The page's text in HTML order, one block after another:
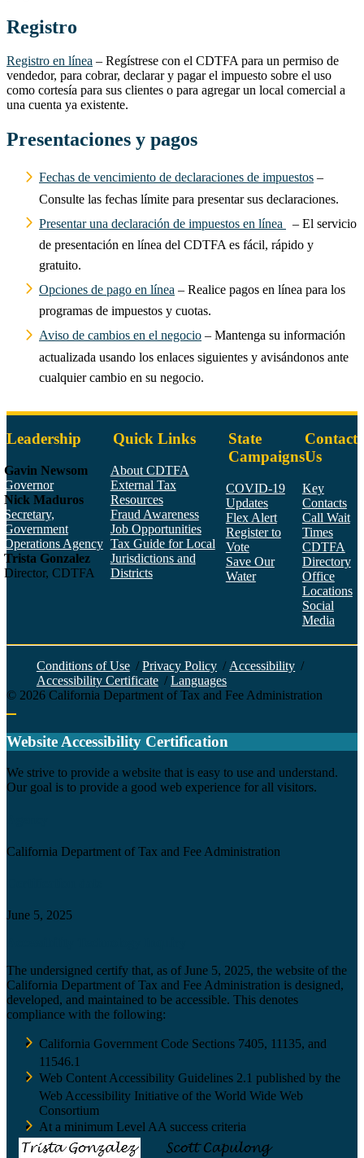
Registro
Registro en línea – Regístrese con el CDTFA para un permiso de
vendedor, para cobrar, declarar y pagar el impuesto sobre el uso
como cortesía para sus clientes o para agregar un local comercial a
una cuenta ya existente.
Presentaciones y pagos
Fechas de vencimiento de declaraciones de impuestos –
Consulte las fechas límite para presentar sus declaraciones.
Presentar una declaración de impuestos en línea
– El servicio
de presentación en línea del CDTFA es fácil, rápido y
gratuito.
Opciones de pago en línea – Realice pagos en línea para los
programas de impuestos y cuotas.
Aviso de cambios en el negocio – Mantenga su información
actualizada usando los enlaces siguientes y avisándonos ante
cualquier cambio en su negocio.
Leadership
Gavin Newsom
Governor
Nick Maduros
Secretary,
Government
Operations Agency
Trista Gonzalez
Director, CDTFA
Quick Links
About CDTFA
External Tax
Resources
Fraud Awareness
Job Opportunities
Tax Guide for Local
Jurisdictions and
Districts
State
Campaigns
COVID-19
Updates
Flex Alert
Register to
Vote
Save Our
Water
Contact
Us
Key
Contacts
Call Wait
Times
CDTFA
Directory
Office
Locations
Social
Media
Conditions of Use / Privacy Policy / Accessibility /
Accessibility Certificate / Languages
© 2026 California Department of Tax and Fee Administration
Website Accessibility Certification
We strive to provide a website that is easy to use and understand.
Our goal is to provide a good web experience for all visitors.
California Department of Tax and Fee Administration
June 5, 2025
The undersigned certify that, as of June 5, 2025, the website of the
California Department of Tax and Fee Administration is designed,
developed, and maintained to be accessible. This denotes
compliance with the following:
California Government Code Sections 7405, 11135, and
11546.1
Web Content Accessibility Guidelines 2.1 published by the
Web Accessibility Initiative of the World Wide Web
Consortium
At a minimum Level AA success criteria